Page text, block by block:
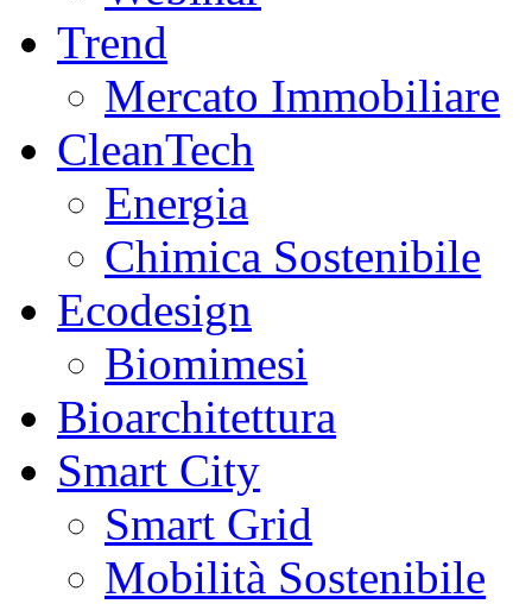
Trend
Mercato Immobiliare
CleanTech
Energia
Chimica Sostenibile
Ecodesign
Biomimesi
Bioarchitettura
Smart City
Smart Grid
Mobilità Sostenibile